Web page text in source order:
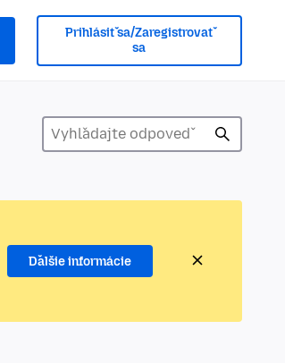
Prihlásiť sa/Zaregistrovať
sa
Ďalšie informácie